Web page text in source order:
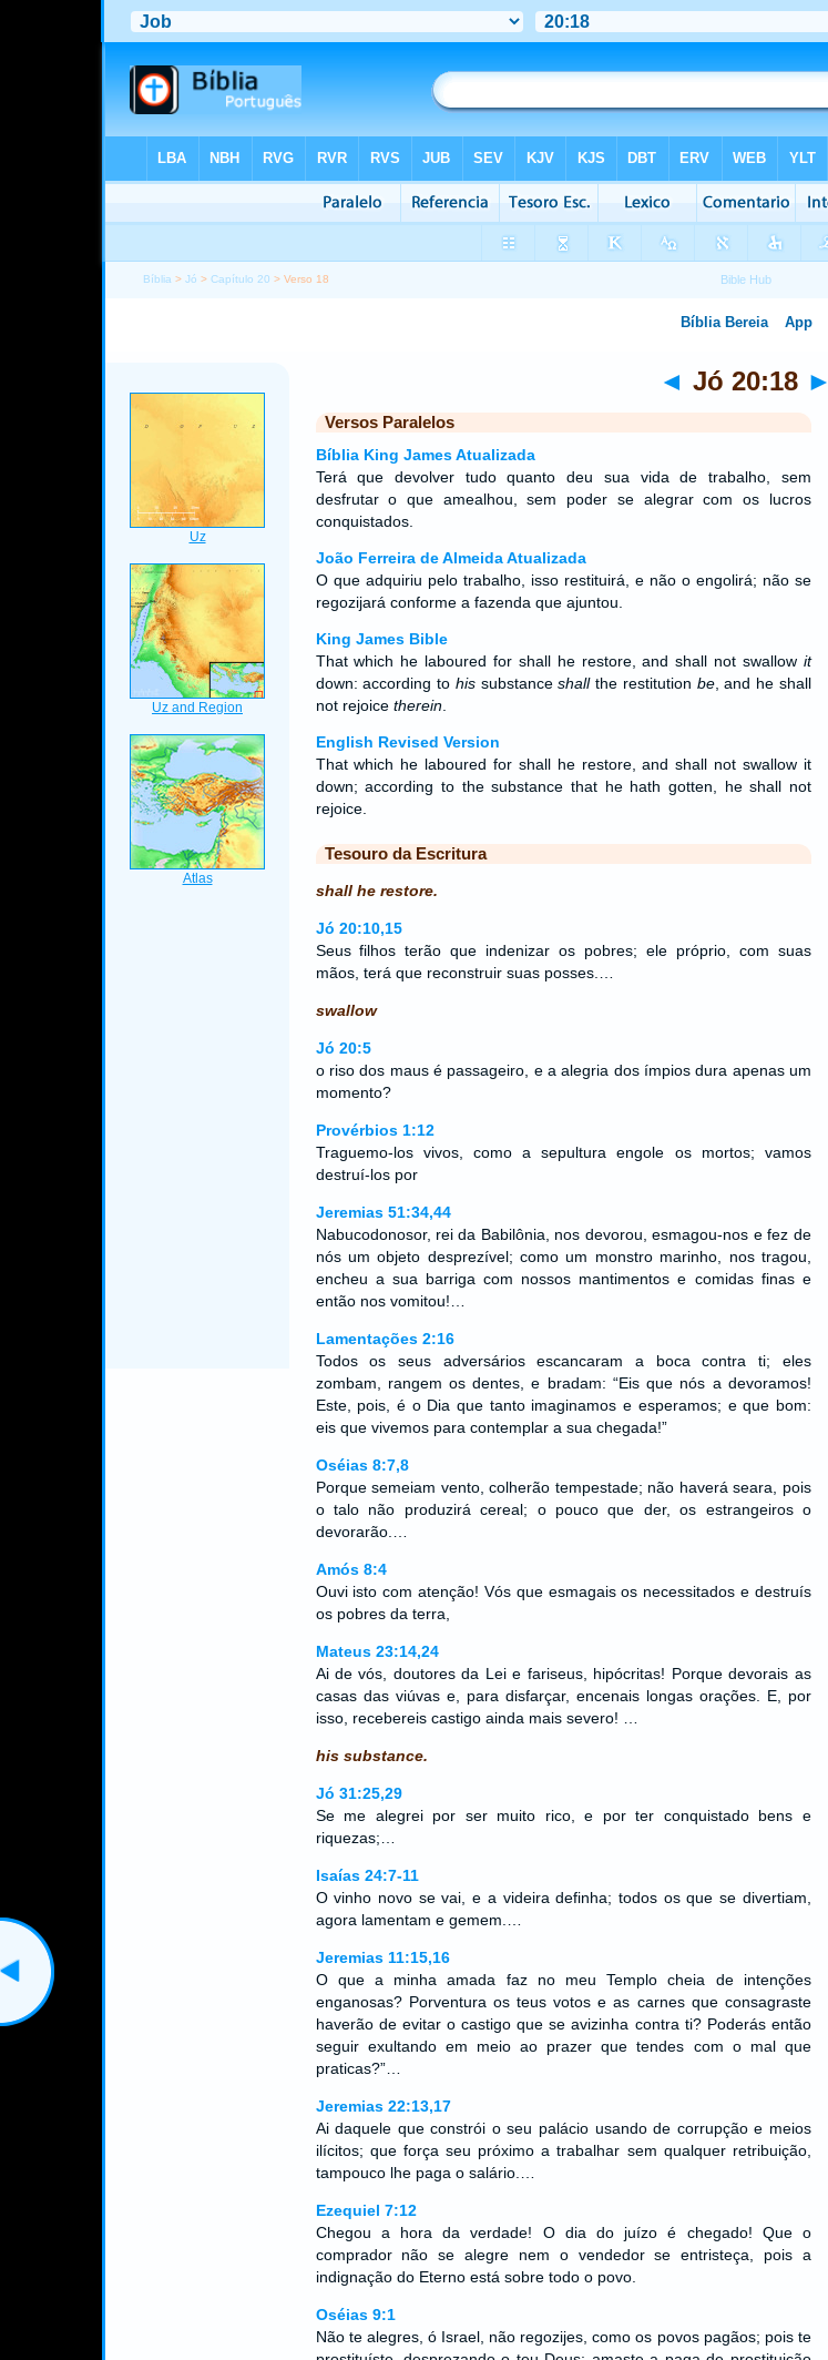
Bíblia >Jó >Capítulo 20 > Verso 18
◄ Jó 20:18 ►
Versos Paralelos
Bíblia King James Atualizada
Terá que devolver tudo quanto deu sua vida de trabalho, sem
desfrutar o que amealhou, sem poder se alegrar com os lucros
conquistados.
João Ferreira de Almeida Atualizada
O que adquiriu pelo trabalho, isso restituirá, e não o engolirá; não se
regozijará conforme a fazenda que ajuntou.
King James Bible
That which he laboured for shall he restore, and shall not swallow it
down: according to hissubstanceshallthe restitution be, and he shall
not rejoice therein.
English Revised Version
That which he laboured for shall he restore, and shall not swallow it
down; according to the substance that he hath gotten, he shall not
rejoice.
Tesouro da Escritura
shall he restore.
Jó 20:10,15
Seus filhos terão que indenizar os pobres; ele próprio, com suas
mãos, terá que reconstruir suas posses.…
swallow
Jó 20:5
o riso dos maus é passageiro, e a alegria dos ímpios dura apenas um
momento?
Provérbios 1:12
Traguemo-los vivos, como a sepultura engole os mortos; vamos
destruí-los por
Jeremias 51:34,44
Nabucodonosor, rei da Babilônia, nos devorou, esmagou-nos e fez de
nós um objeto desprezível; como um monstro marinho, nos tragou,
encheu a sua barriga com nossos mantimentos e comidas finas e
então nos vomitou!…
Lamentações 2:16
Todos os seus adversários escancaram a boca contra ti; eles
zombam, rangem os dentes, e bradam: “Eis que nós a devoramos!
Este, pois, é o Dia que tanto imaginamos e esperamos; e que bom:
eis que vivemos para contemplar a sua chegada!”
Oséias 8:7,8
Porque semeiam vento, colherão tempestade; não haverá seara, pois
o talo não produzirá cereal; o pouco que der, os estrangeiros o
devorarão.…
Amós 8:4
Ouvi isto com atenção! Vós que esmagais os necessitados e destruís
os pobres da terra,
Mateus 23:14,24
Ai de vós, doutores da Lei e fariseus, hipócritas! Porque devorais as
casas das viúvas e, para disfarçar, encenais longas orações. E, por
isso, recebereis castigo ainda mais severo! …
his substance.
Jó 31:25,29
Se me alegrei por ser muito rico, e por ter conquistado bens e
riquezas;…
Isaías 24:7-11
O vinho novo se vai, e a videira definha; todos os que se divertiam,
agora lamentam e gemem.…
Jeremias 11:15,16
O que a minha amada faz no meu Templo cheia de intenções
enganosas? Porventura os teus votos e as carnes que consagraste
haverão de evitar o castigo que se avizinha contra ti? Poderás então
seguir exultando em meio ao prazer que tendes com o mal que
praticas?”…
Jeremias 22:13,17
Ai daquele que constrói o seu palácio usando de corrupção e meios
ilícitos; que força seu próximo a trabalhar sem qualquer retribuição,
tampouco lhe paga o salário.…
Ezequiel 7:12
Chegou a hora da verdade! O dia do juízo é chegado! Que o
comprador não se alegre nem o vendedor se entristeça, pois a
indignação do Eterno está sobre todo o povo.
Oséias 9:1
Não te alegres, ó Israel, não regozijes, como os povos pagãos; pois te